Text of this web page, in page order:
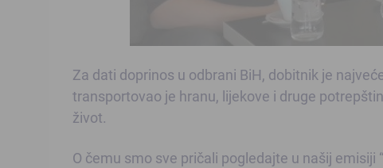
Za dati doprinos u odbrani BiH, dobitnik je
transportovao je hranu, lijekove i druge
život.
O čemu smo sve pričali pogledajte u našij emisiji